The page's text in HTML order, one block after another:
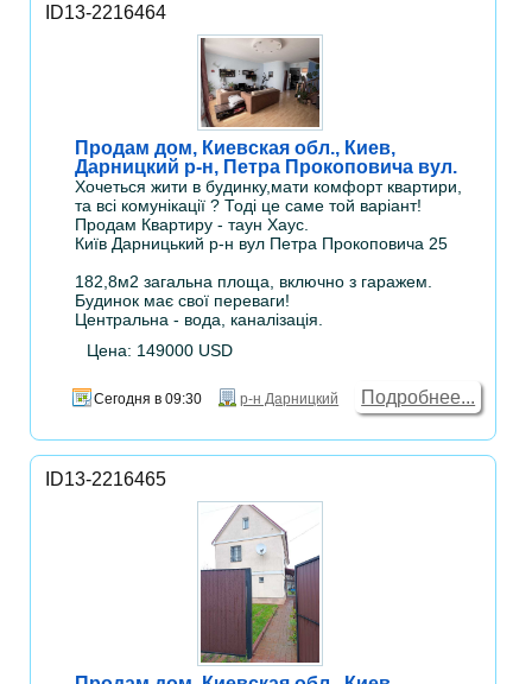
ID13-2216464
Продам дом, Киевская обл., Киев,
Дарницкий р-н, Петра Прокоповича вул.
Хочеться жити в будинку,мати комфорт квартири,
та всі комунікації ? Тоді це саме той варіант!
Продам Квартиру - таун Хаус.
Київ Дарницький р-н вул Петра Прокоповича 25
182,8м2 загальна площа, включно з гаражем.
Будинок має свої переваги!
Центральна - вода, каналізація.
Цена: 149000 USD
Сегодня в 09:30 р-н Дарницкий Подробнее...
ID13-2216465